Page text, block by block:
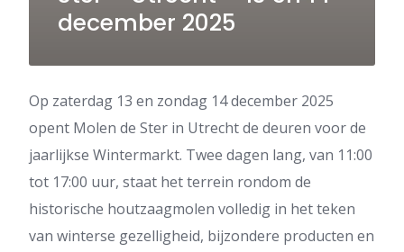
december 2025
Op zaterdag 13 en zondag 14 december 2025
opent Molen de Ster in Utrecht de deuren voor de
jaarlijkse Wintermarkt. Twee dagen lang, van 11:00
tot 17:00 uur, staat het terrein rondom de
historische houtzaagmolen volledig in het teken
van winterse gezelligheid, bijzondere producten en